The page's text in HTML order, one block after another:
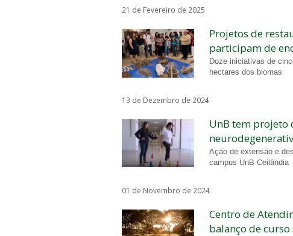
21 de Fevereiro de 2025
Projetos de
participam de
Doze iniciativas de
hectares dos biomas
13 de Dezembro de 2024
UnB tem projeto
Ação de extensão é
campus UnB Ceilândia
01 de Novembro de 2024
Centro de
balanço de